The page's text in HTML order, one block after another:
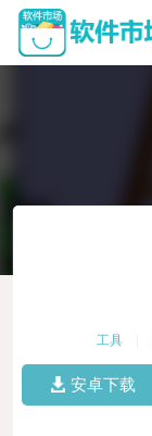
工具
安卓下载